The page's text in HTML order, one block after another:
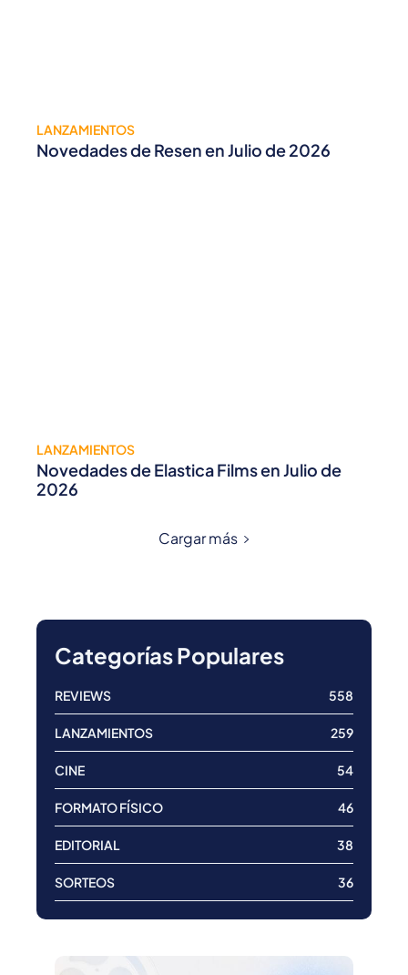
LANZAMIENTOS
Novedades de Resen en Julio de 2026
LANZAMIENTOS
Novedades de Elastica Films en Julio de
2026
Cargar más
Categorías Populares
REVIEWS 558
LANZAMIENTOS 259
CINE 54
FORMATO FÍSICO 46
EDITORIAL 38
SORTEOS 36